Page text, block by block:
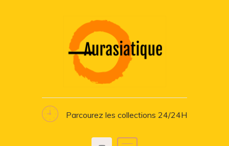
Parcourez les collections 24/24H